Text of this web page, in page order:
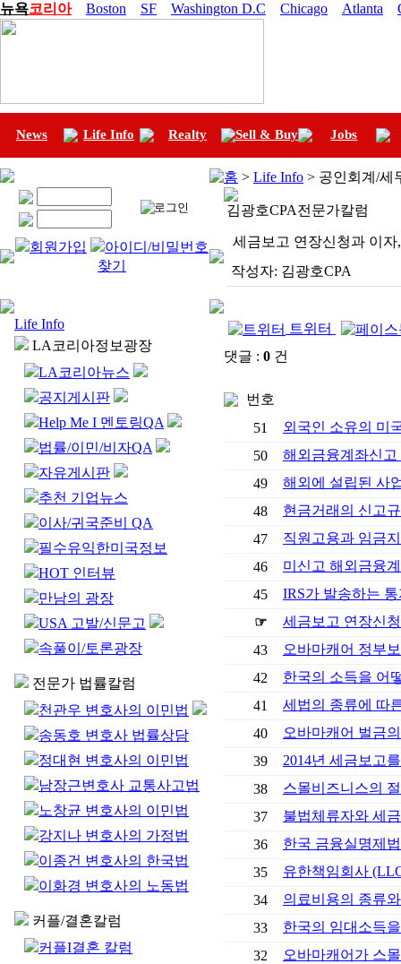
뉴욕코리아 Boston SF Washington D.C Chicago Atlanta
News Life Info Realty Sell & Buy Jobs
회원가입
아이디/비밀번호
찾기
Life Info
LA코리아정보광장
LA코리아뉴스
공지게시판
Help Me I 멘토링QA
법률/이민/비자QA
자유게시판
추천 기업뉴스
이사/귀국준비 QA
필수유익한미국정보
HOT 인터뷰
만남의 광장
USA 고발/신문고
속풀이/토론광장
전문가 법률칼럼
천관우 변호사의 이민법
송동호 변호사 법률상담
정대현 변호사의 이민법
남장근변호사 교통사고법
노창균 변호사의 이민법
강지나 변호사의 가정법
이종건 변호사의 한국법
이화경 변호사의 노동법
커플/결혼칼럼
커플I결혼 칼럼
홈 > Life Info > 공인회계/세
김광호CPA전문가칼럼
세금보고 연장신청과 이
작성자: 김광호CPA
트위터
댓글 : 0 건
번호
51
외국인 소유의 미
50
해외금융계좌신
49
해외에 설립된 사
48
현금거래의 신고
47
직원고용과 임금
46
미신고 해외금융
45
IRS가 발송하는
☞
세금보고 연장신
43
오바마캐어 정부
42
한국의 소득을 어
41
세법의 종류에 따
40
오바마캐어 벌금
39
2014년 세금보고
38
스몰비즈니스의
37
불법체류자와 세
36
한국 금융실명제
35
유한책임회사
34
의료비용의 종류
33
한국의 임대소득
32
오바마캐어가 스